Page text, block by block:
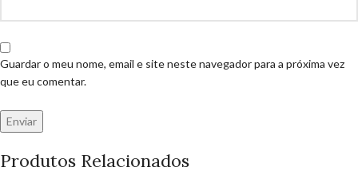
Guardar o meu nome, email e site neste navegador para a próxima vez
que eu comentar.
Produtos Relacionados